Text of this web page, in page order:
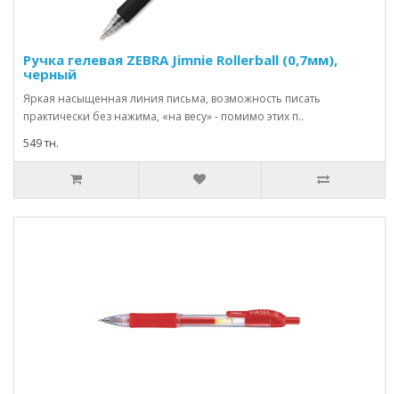
Ручка гелевая ZEBRA Jimnie Rollerball (0,7мм),
черный
Яркая насыщенная линия письма, возможность писать
практически без нажима, «на весу» - помимо этих п..
549 тн.